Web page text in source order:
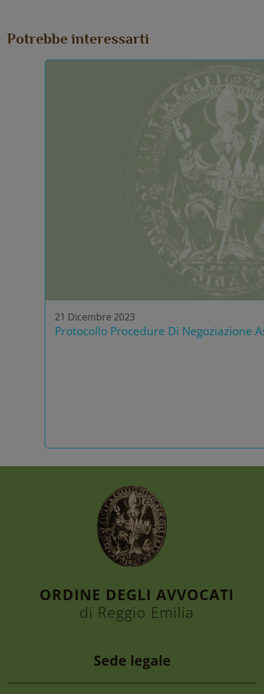
Potrebbe interessarti
21 Dicembre 2023
Protocollo Procedure Di Negoziazione
ORDINE DEGLI AVVOCATI
di Reggio Emilia
Sede legale